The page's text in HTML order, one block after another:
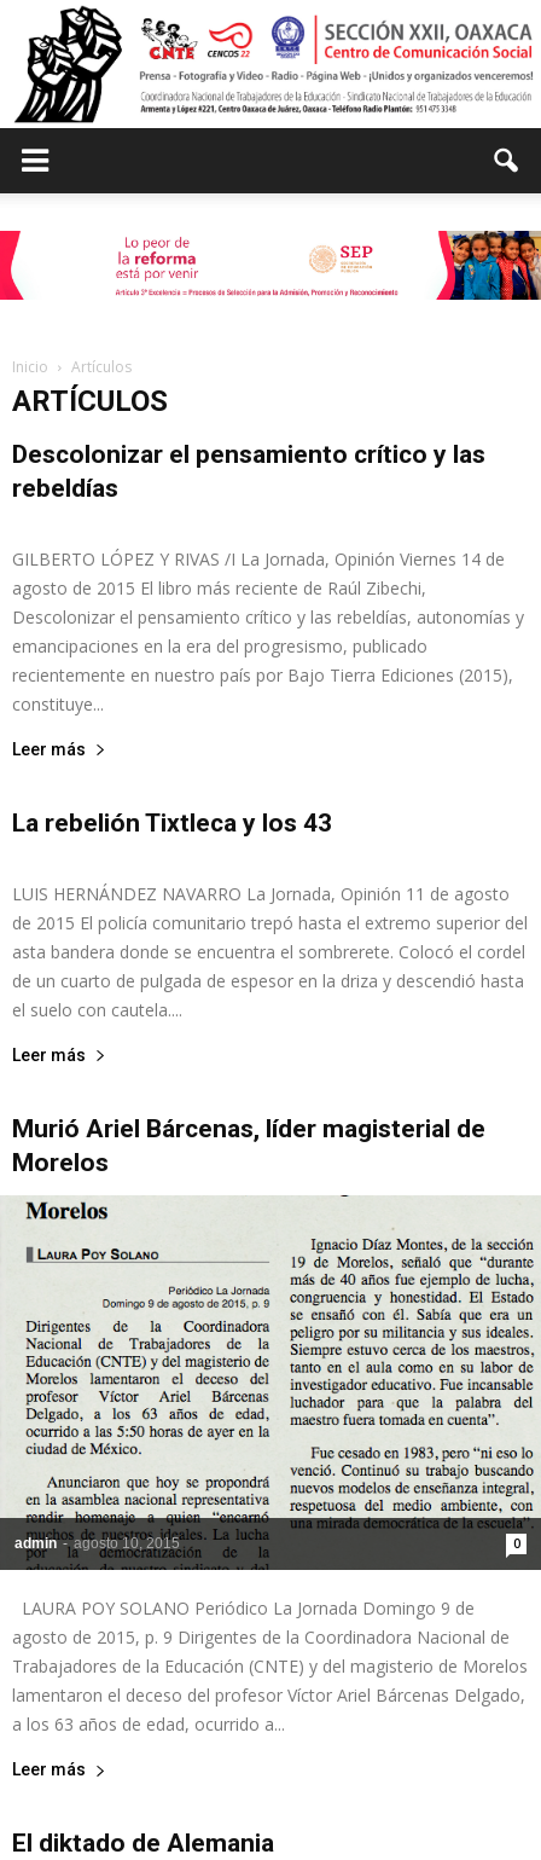
de
de
Sección
XXII
Inicio Artículos
ARTÍCULOS
Descolonizar el pensamiento crítico y las
rebeldías
admin - agosto 15, 2015
GILBERTO LÓPEZ Y RIVAS /I La Jornada, Opinión Viernes 14 de
agosto de 2015 El libro más reciente de Raúl Zibechi,
Descolonizar el pensamiento crítico y las rebeldías, autonomías y
emancipaciones en la era del progresismo, publicado
recientemente en nuestro país por Bajo Tierra Ediciones (2015),
constituye...
Leer más
La rebelión Tixtleca y los 43
admin - agosto 12, 2015
LUIS HERNÁNDEZ NAVARRO La Jornada, Opinión 11 de agosto
de 2015 El policía comunitario trepó hasta el extremo superior del
asta bandera donde se encuentra el sombrerete. Colocó el cordel
de un cuarto de pulgada de espesor en la driza y descendió hasta
el suelo con cautela....
Leer más
Murió Ariel Bárcenas, líder magisterial de
Morelos
admin - agosto 10, 2015 0
LAURA POY SOLANO Periódico La Jornada Domingo 9 de
agosto de 2015, p. 9 Dirigentes de la Coordinadora Nacional de
Trabajadores de la Educación (CNTE) y del magisterio de Morelos
lamentaron el deceso del profesor Víctor Ariel Bárcenas Delgado,
a los 63 años de edad, ocurrido a...
Leer más
El diktado de Alemania